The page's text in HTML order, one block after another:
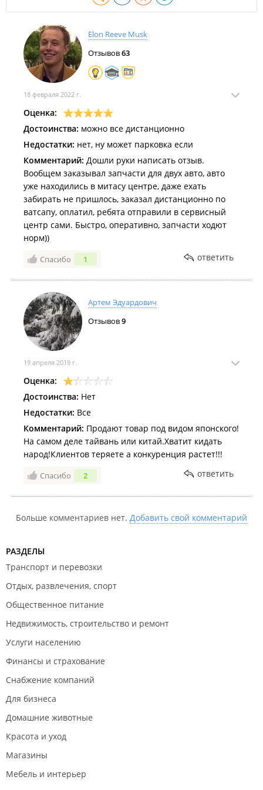
Elon Reeve Musk
Отзывов63
18 февраля 2022 г.
Оценка:
Достоинства: можно все дистанционно
Недостатки: нет, ну может парковка если
Комментарий: Дошли руки написать отзыв.
Вообщем заказывал запчасти для двух авто, авто
уже находились в митасу центре, даже ехать
забирать не пришлось, заказал дистанционно по
ватсапу, оплатил, ребята отправили в сервисный
центр сами. Быстро, оперативно, запчасти ходют
норм))
Спасибо 1 ответить
Артем Эдуардович
Отзывов9
19 апреля 2019 г.
Оценка:
Достоинства: Нет
Недостатки: Все
Комментарий: Продают товар под видом японского!
На самом деле тайвань или китай.Хватит кидать
народ!Клиентов теряете а конкуренция растет!!!
Спасибо 2 ответить
Больше комментариев нет. Добавить свой комментарий
РАЗДЕЛЫ
Транспорт и перевозки
Отдых, развлечения, спорт
Общественное питание
Недвижимость, строительство и ремонт
Услуги населению
Финансы и страхование
Снабжение компаний
Для бизнеса
Домашние животные
Красота и уход
Магазины
Мебель и интерьер